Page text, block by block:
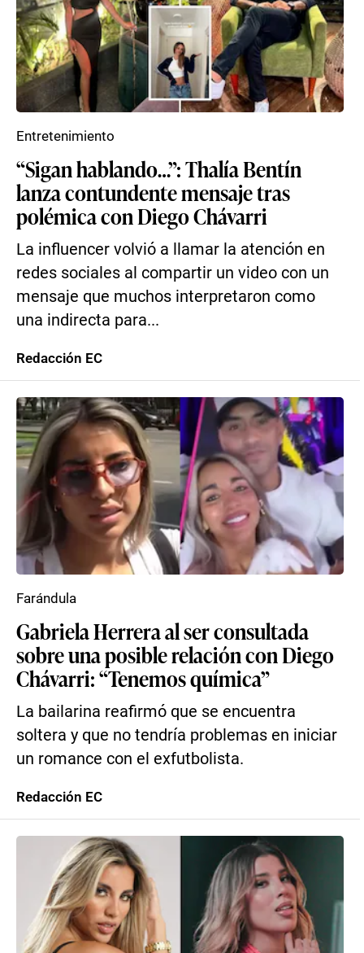
“Sigan hablando…”: Thalía Bentín
lanza contundente mensaje tras
polémica con Diego Chávarri
La influencer volvió a llamar la atención en
redes sociales al compartir un video con un
mensaje que muchos interpretaron como
una indirecta para...
Entretenimiento
Redacción EC
Gabriela Herrera al ser consultada
sobre una posible relación con Diego
Chávarri: “Tenemos química”
La bailarina reafirmó que se encuentra
soltera y que no tendría problemas en iniciar
un romance con el exfutbolista.
Farándula
Redacción EC